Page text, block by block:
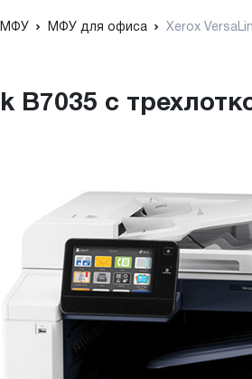
МФУ МФУ для офиса Xerox
B7035 с